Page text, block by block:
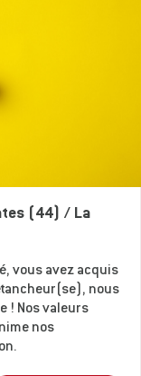
(44) / La
vous avez acquis
nous
! Nos valeurs
nos